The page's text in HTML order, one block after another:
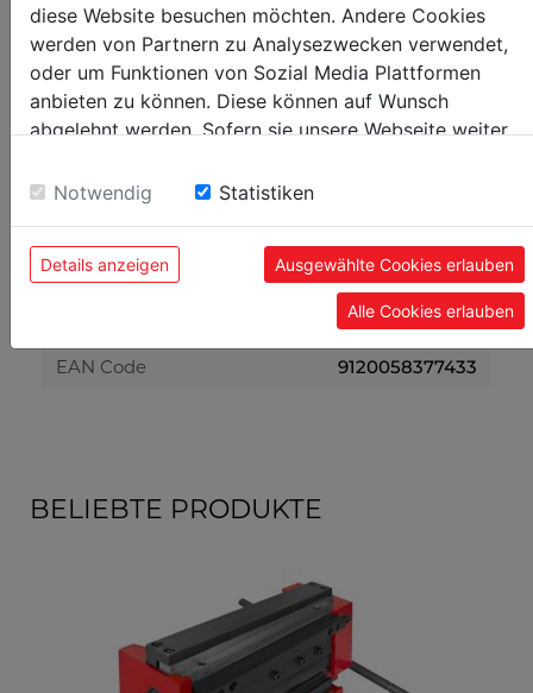
Bruttogewicht in kg
655
Nettogewicht in kg
Versandmaße
Verpackungshöhe in mm
1.280
EAN Code
9120058377433
BELIEBTE PRODUKTE
diese Website besuchen möchten. Andere Cookies
werden von Partnern zu Analysezwecken verwendet,
oder um Funktionen von Sozial Media Plattformen
anbieten zu können. Diese können auf Wunsch
abgelehnt werden. Sofern sie unsere Webseite weiter
Notwendig
Statistiken
Details anzeigen Ausgewählte Cookies erlauben
Alle Cookies erlauben